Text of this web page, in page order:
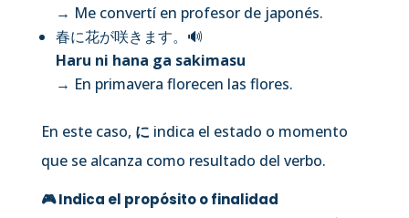
→ Me convertí en profesor de japonés.
春に花が咲きます。 🔊
Haru ni hana ga sakimasu
→ En primavera florecen las flores.
En este caso, に indica el estado o momento
que se alcanza como resultado del verbo.
🎮 Indica el propósito o finalidad